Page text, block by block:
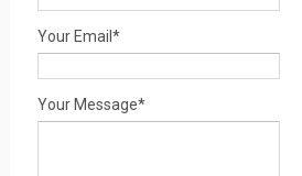
Your Email*
Your Message*